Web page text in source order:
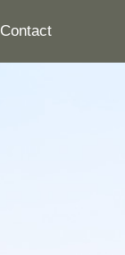
Contact